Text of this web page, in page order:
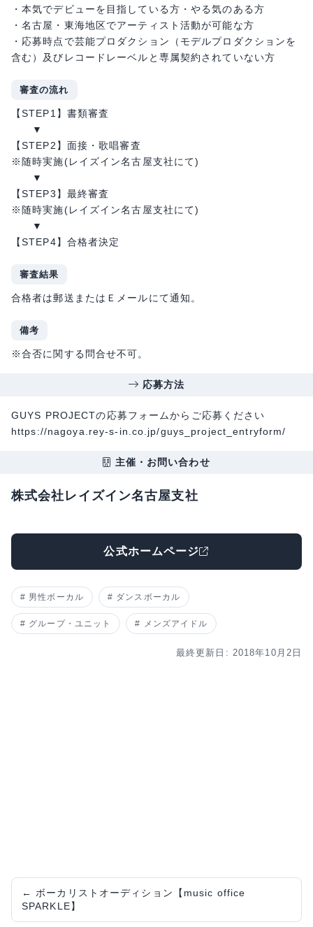
・本気でデビューを目指している方・やる気のある方
・名古屋・東海地区でアーティスト活動が可能な方
・応募時点で芸能プロダクション（モデルプロダクションを
含む）及びレコードレーベルと専属契約されていない方
審査の流れ
【STEP1】書類審査
▼
【STEP2】面接・歌唱審査
※随時実施(レイズイン名古屋支社にて)
▼
【STEP3】最終審査
※随時実施(レイズイン名古屋支社にて)
▼
【STEP4】合格者決定
審査結果
合格者は郵送またはＥメールにて通知。
備考
※合否に関する問合せ不可。
応募方法
GUYS PROJECTの応募フォームからご応募ください
https://nagoya.rey-s-in.co.jp/guys_project_entryform/
主催・お問い合わせ
株式会社レイズイン名古屋支社
公式ホームページ
男性ボーカル ダンスボーカル
グループ・ユニット メンズアイドル
最終更新日: 2018年10月2日
← ボーカリストオーディション【music office
SPARKLE】